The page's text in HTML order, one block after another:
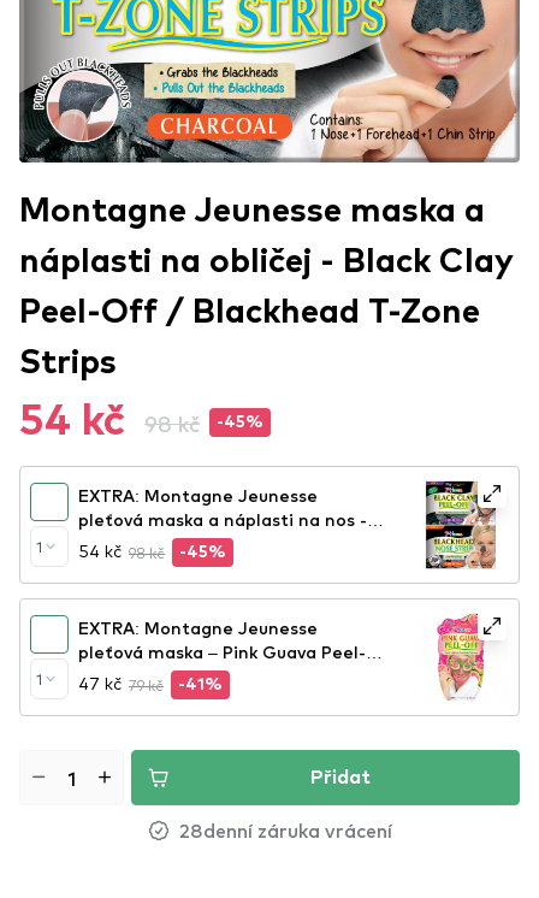
Montagne Jeunesse maska a
náplasti na obličej - Black Clay
Peel-Off / Blackhead T-Zone
Strips
54 kč 98 kč -45%
1
EXTRA: Montagne Jeunesse
pleťová maska a náplasti na nos -
Black Clay Peel-Off / Blackhead
54 kč 98 kč -45%
1
EXTRA: Montagne Jeunesse
pleťová maska – Pink Guava Peel-
Off Face Mask
47 kč 79 kč -41%
Přidat
28denní záruka vrácení